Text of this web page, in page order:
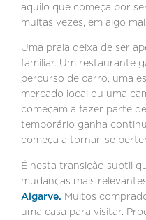
aquilo que começa por
muitas vezes, em algo
Uma praia deixa de ser
familiar. Um restaurante
percurso de carro, uma
mercado local ou uma
começam a fazer parte
temporário ganha
começa a tornar-se
É nesta transição subtil
mudanças mais
Algarve. Muitos
uma casa para visitar.